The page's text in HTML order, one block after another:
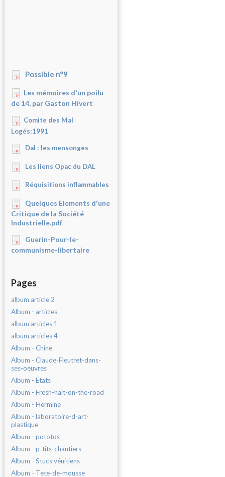
Possible n°9
Les mémoires d'un poilu
de 14, par Gaston Hivert
Comite des Mal
Logés:1991
Dal : les mensonges
Les liens Opac du DAL
Réquisitions inflammables
Quelques Elements d'une
Critique de la Société
Industrielle.pdf
Guerin-Pour-le-
communisme-libertaire
Pages
album article 2
Album - articles
album articles 1
album articles 4
Album - Chine
Album - Claude-Fleutret-dans-
ses-oeuvres
Album - Etats
Album - Fresh-halt-on-the-road
Album - Hermine
Album - laboratoire-d-art-
plastique
Album - pototos
Album - p-tits-chantiers
Album - Stucs vénitiens
Album - Tete-de-mousse